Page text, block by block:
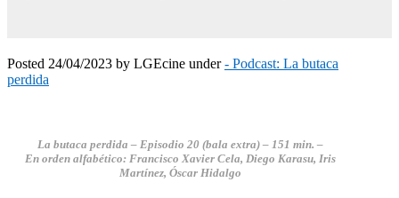
Posted 24/04/2023 by LGEcine under- Podcast: La butaca
perdida
La butaca perdida – Episodio 20 (bala extra) – 151 min. –
En orden alfabético: Francisco Xavier Cela, Diego Karasu, Iris
Martínez, Óscar Hidalgo